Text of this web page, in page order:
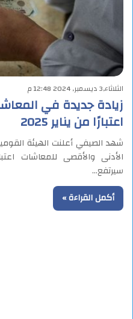
الثلاثاء,3 ديسمبر, 2024 12:48 م
زيادة جديدة في
اعتبارًا من يناير 2025
شهد الصيفي أعلنت الهيئة
سيرتفع…
أكمل القراءة »